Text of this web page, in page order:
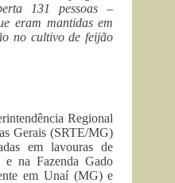
131 pessoas –
eram mantidas em
no cultivo de feijão
Regional
Gerais (SRTE/MG)
em lavouras de
na Fazenda Gado
em Unaí (MG) e